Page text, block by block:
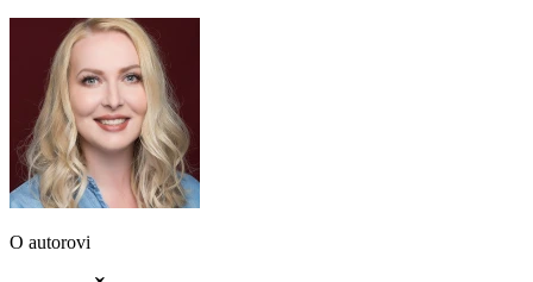
O autorovi